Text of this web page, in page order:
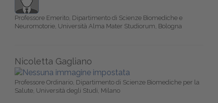
Professore Emerito, Dipartimento di Scienze Biomediche e
Neuromotorie, Università Alma Mater Studiorum, Bologna
Nicoletta Gagliano
Professore Ordinario, Dipartimento di Scienze Biomediche per la
Salute, Università degli Studi, Milano